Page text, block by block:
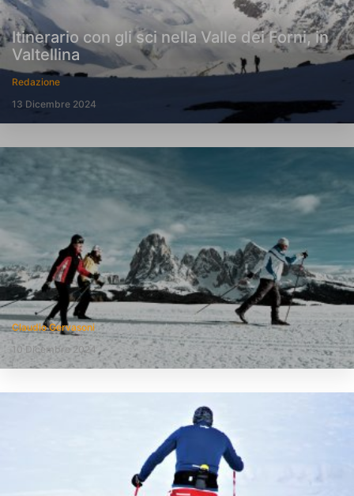
Itinerario con gli sci nella Valle dei Forni, in
Valtellina
Redazione
13 Dicembre 2024
Claudio Gervasoni
10 Dicembre 2024